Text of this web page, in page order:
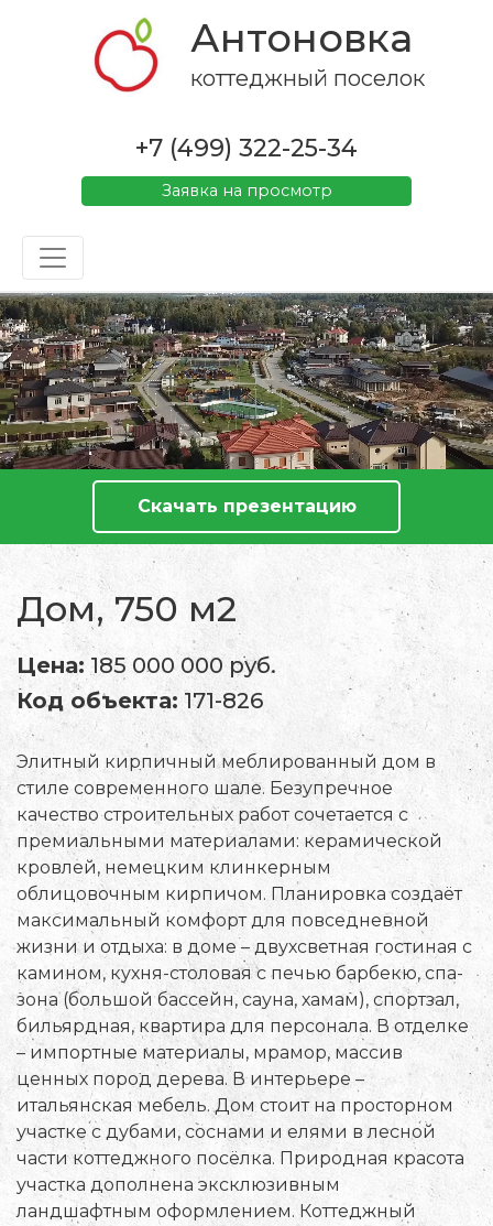
Антоновка
коттеджный поселок
+7 (499) 322-25-34
Заявка на просмотр
Скачать презентацию
Дом, 750 м2
Цена: 185 000 000 руб.
Код объекта: 171-826
Элитный кирпичный меблированный дом в
стиле современного шале. Безупречное
качество строительных работ сочетается с
премиальными материалами: керамической
кровлей, немецким клинкерным
облицовочным кирпичом. Планировка создаёт
максимальный комфорт для повседневной
жизни и отдыха: в доме – двухсветная гостиная с
камином, кухня-столовая с печью барбекю, спа-
зона (большой бассейн, сауна, хамам), спортзал,
бильярдная, квартира для персонала. В отделке
– импортные материалы, мрамор, массив
ценных пород дерева. В интерьере –
итальянская мебель. Дом стоит на просторном
участке с дубами, соснами и елями в лесной
части коттеджного посёлка. Природная красота
участка дополнена эксклюзивным
ландшафтным оформлением. Коттеджный